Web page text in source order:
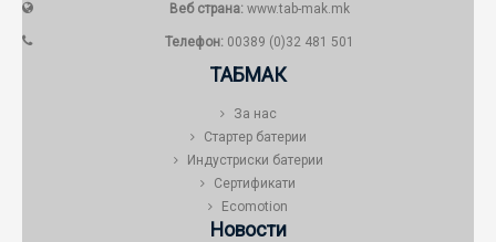
Веб страна: www.tab-mak.mk
Телефон:00389 (0)32 481 501
ТАБМАК
За нас
Стартер батерии
Индустриски батерии
Сертификати
Ecomotion
Новости